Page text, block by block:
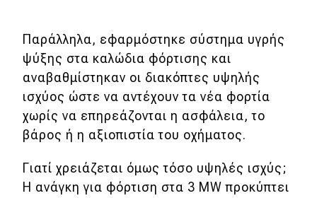
Συμβουλές
ΚΤΕΟ
Οδική βοήθεια
eDRIVE
DRIVE USED
Παράλληλα, εφαρμόστηκε σύστημα υγρής
ψύξης στα καλώδια φόρτισης και
αναβαθμίστηκαν οι διακόπτες υψηλής
ισχύος ώστε να αντέχουν τα νέα φορτία
χωρίς να επηρεάζονται η ασφάλεια, το
βάρος ή η αξιοπιστία του οχήματος.
Γιατί χρειάζεται όμως τόσο υψηλές ισχύς;
Η ανάγκη για φόρτιση στα 3 MW προκύπτει